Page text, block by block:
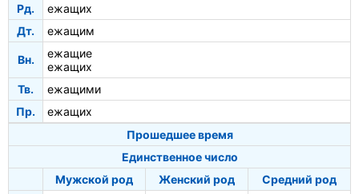
Рд.
ежащих
Дт.
ежащим
Вн.
ежащие
ежащих
Тв.
ежащими
Пр.
ежащих
Прошедшее время
Единственное число
Мужской род
Женский род
Средний род